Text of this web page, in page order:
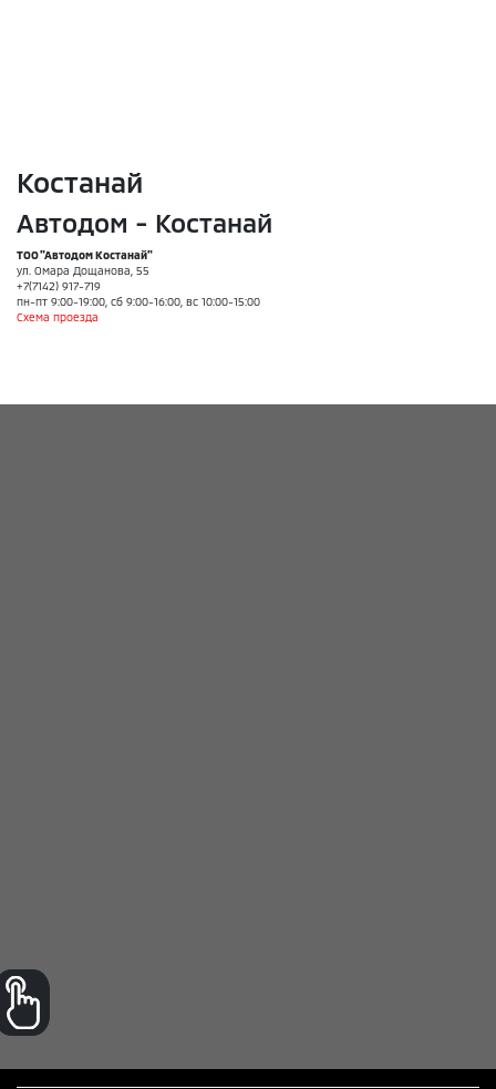
Костанай
Автодом - Костанай
ТОО "Автодом Костанай"
ул. Омара Дощанова, 55
+7(7142) 917-719
пн-пт 9:00-19:00, сб 9:00-16:00, вс 10:00-15:00
Схема проезда